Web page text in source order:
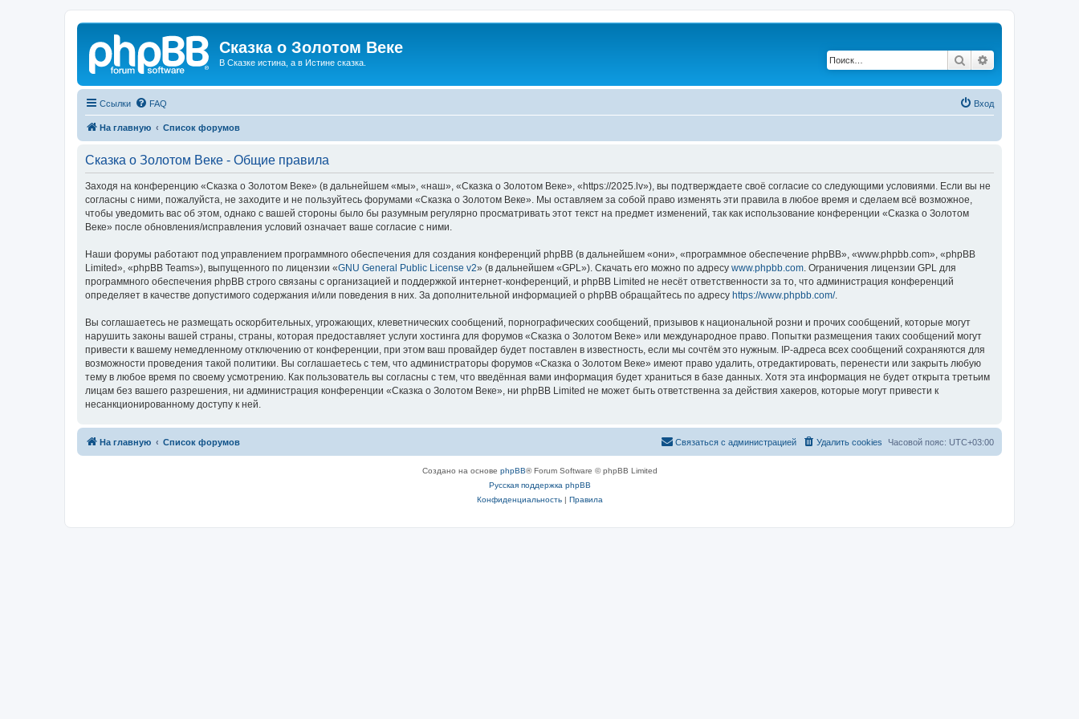
Сказка о Золотом Веке
В Сказке истина, а в Истине сказка. Поиск
Ссылки FAQ Вход
На главную Список форумов
Сказка о Золотом Веке - Общие правила
Заходя на конференцию «Сказка о Золотом Веке» (в дальнейшем «мы», «наш», «Сказка о Золотом Веке», «https://2025.lv»), вы подтверждаете своё согласие со следующими условиями. Если вы не
согласны с ними, пожалуйста, не заходите и не пользуйтесь форумами «Сказка о Золотом Веке». Мы оставляем за собой право изменять эти правила в любое время и сделаем всё возможное,
чтобы уведомить вас об этом, однако с вашей стороны было бы разумным регулярно просматривать этот текст на предмет изменений, так как использование конференции «Сказка о Золотом
Веке» после обновления/исправления условий означает ваше согласие с ними.
Наши форумы работают под управлением программного обеспечения для создания конференций phpBB (в дальнейшем «они», «программное обеспечение phpBB», «www.phpbb.com», «phpBB
Limited», «phpBB Teams»), выпущенного по лицензии «GNU General Public License v2» (в дальнейшем «GPL»). Скачать его можно по адресу www.phpbb.com . Ограничения лицензии GPL для
программного обеспечения phpBB строго связаны с организацией и поддержкой интернет-конференций, и phpBB Limited не несёт ответственности за то, что администрация конференций
определяет в качестве допустимого содержания и/или поведения в них. За дополнительной информацией о phpBB обращайтесь по адресу https://www.phpbb.com/.
Вы соглашаетесь не размещать оскорбительных, угрожающих, клеветнических сообщений, порнографических сообщений, призывов к национальной розни и прочих сообщений, которые могут
нарушить законы вашей страны, страны, которая предоставляет услуги хостинга для форумов «Сказка о Золотом Веке» или международное право. Попытки размещения таких сообщений могут
привести к вашему немедленному отключению от конференции, при этом ваш провайдер будет поставлен в известность, если мы сочтём это нужным. IP-адреса всех сообщений сохраняются для
возможности проведения такой политики. Вы соглашаетесь с тем, что администраторы форумов «Сказка о Золотом Веке» имеют право удалить, отредактировать, перенести или закрыть любую
тему в любое время по своему усмотрению. Как пользователь вы согласны с тем, что введённая вами информация будет храниться в базе данных. Хотя эта информация не будет открыта третьим
лицам без вашего разрешения, ни администрация конференции «Сказка о Золотом Веке», ни phpBB Limited не может быть ответственна за действия хакеров, которые могут привести к
несанкционированному доступу к ней.
На главную Список форумов Часовой пояс: UTC+03:00
Удалить cookies
Связаться с администрацией
Создано на основе phpBB® Forum Software © phpBB Limited
Русская поддержка phpBB
Конфиденциальность| Правила